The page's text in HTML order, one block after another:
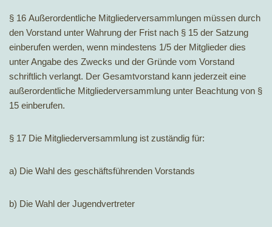
§ 16 Außerordentliche Mitgliederversammlungen müssen durch
den Vorstand unter Wahrung der Frist nach § 15 der Satzung
einberufen werden, wenn mindestens 1/5 der Mitglieder dies
unter Angabe des Zwecks und der Gründe vom Vorstand
schriftlich verlangt. Der Gesamtvorstand kann jederzeit eine
außerordentliche Mitgliederversammlung unter Beachtung von §
15 einberufen.
§ 17 Die Mitgliederversammlung ist zuständig für:
a) Die Wahl des geschäftsführenden Vorstands
b) Die Wahl der Jugendvertreter